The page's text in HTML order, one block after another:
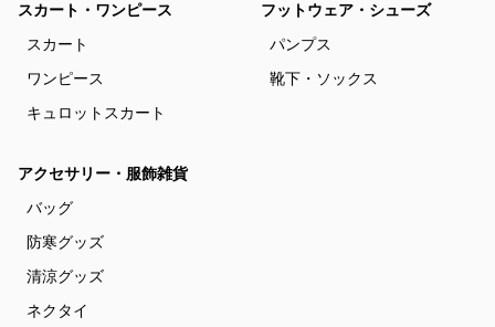
スカート・ワンピース
スカート
ワンピース
キュロットスカート
フットウェア・シューズ
パンプス
靴下・ソックス
アクセサリー・服飾雑貨
バッグ
防寒グッズ
清涼グッズ
ネクタイ